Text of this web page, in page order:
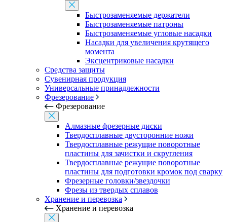
Быстрозаменяемые держатели
Быстрозаменяемые патроны
Быстрозаменяемые угловые насадки
Насадки для увеличения крутящего
момента
Эксцентриковые насадки
Средства защиты
Сувенирная продукция
Универсальные принадлежности
Фрезерование
Фрезерование
Алмазные фрезерные диски
Твердосплавные двусторонние ножи
Твердосплавные режущие поворотные
пластины для зачистки и скругления
Твердосплавные режущие поворотные
пластины для подготовки кромок под сварку
Фрезерные головки/звездочки
Фрезы из твердых сплавов
Хранение и перевозка
Хранение и перевозка